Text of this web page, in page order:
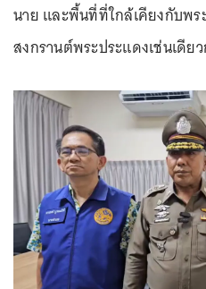
นาย และพื้นที่ที่ใกล้เคียงกับพร
สงกรานต์พระประแดงเช่นเดีย